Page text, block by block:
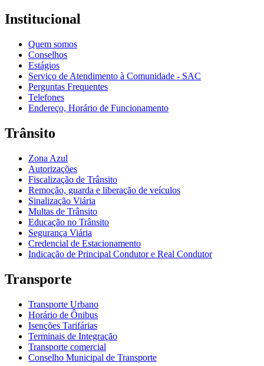
Institucional
Quem somos
Conselhos
Estágios
Serviço de Atendimento à Comunidade - SAC
Perguntas Frequentes
Telefones
Endereço, Horário de Funcionamento
Trânsito
Zona Azul
Autorizações
Fiscalização de Trânsito
Remoção, guarda e liberação de veículos
Sinalização Viária
Multas de Trânsito
Educação no Trânsito
Segurança Viária
Credencial de Estacionamento
Indicação de Principal Condutor e Real Condutor
Transporte
Transporte Urbano
Horário de Ônibus
Isenções Tarifárias
Terminais de Integração
Transporte comercial
Conselho Municipal de Transporte